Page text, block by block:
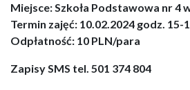
Miejsce: Szkoła Podstawowa nr 4
Termin zajęć: 10.02.2024 godz. 15-
Odpłatność: 10 PLN/para
Zapisy SMS tel. 501 374 804